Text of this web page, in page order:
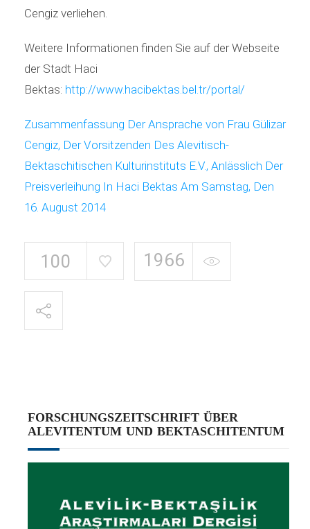
Cengiz verliehen.
Weitere Informationen finden Sie auf der Webseite
der Stadt Haci
Bektas: http://www.hacibektas.bel.tr/portal/
Zusammenfassung Der Ansprache von Frau Gülizar
Cengiz, Der Vorsitzenden Des Alevitisch-
Bektaschitischen Kulturinstituts E.V., Anlässlich Der
Preisverleihung In Haci Bektas Am Samstag, Den
16. August 2014
100 1966
FORSCHUNGSZEITSCHRIFT ÜBER
ALEVITENTUM UND BEKTASCHITENTUM